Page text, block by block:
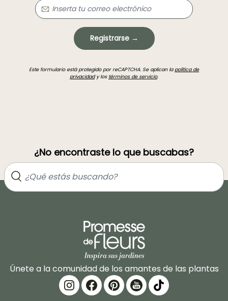
Registrarse →
Este formulario está protegido por reCAPTCHA. Se aplican lapolítica de
privacidady los términos de servicio.
¿No encontraste lo que buscabas?
Únete a la comunidad de los amantes de las plantas